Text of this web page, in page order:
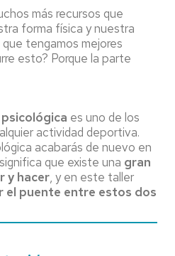
más recursos que
forma física y nuestra
tengamos mejores
esto? Porque la parte
es uno de los
actividad deportiva.
acabarás de nuevo en
que existe una gran
y hacer, y en este taller
el puente entre estos dos